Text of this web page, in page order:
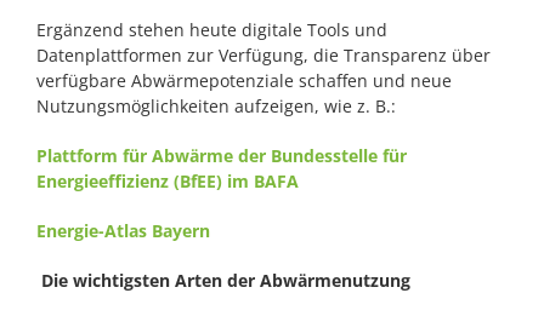
Ergänzend stehen heute digitale Tools und
Datenplattformen zur Verfügung, die Transparenz über
verfügbare Abwärmepotenziale schaffen und neue
Nutzungsmöglichkeiten aufzeigen, wie z. B.:
Plattform für Abwärme der Bundesstelle für
Energieeffizienz (BfEE) im BAFA
Energie-Atlas Bayern
Die wichtigsten Arten der Abwärmenutzung